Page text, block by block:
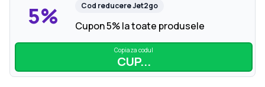
5% Cod reducereJet2go
Cupon 5% la toate produsele
Copiaza codul
CUP...